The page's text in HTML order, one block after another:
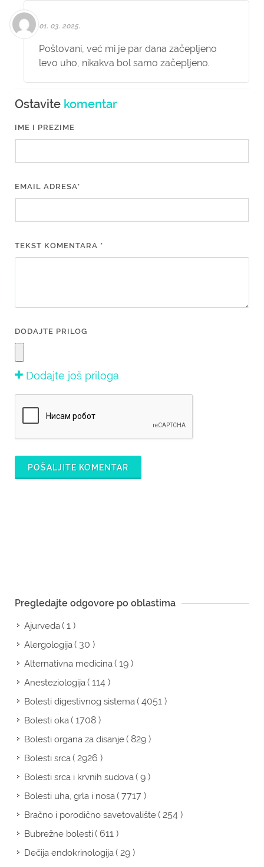
01. 03. 2025.
Poštovani, već mi je par dana začepljeno
levo uho, nikakva bol samo začepljeno.
Ostavite komentar
IME I PREZIME
EMAIL ADRESA*
TEKST KOMENTARA *
DODAJTE PRILOG
Dodajte još priloga
POŠALJITE KOMENTAR
Pregledajte odgovore po oblastima
Ajurveda( 1 )
Alergologija( 30 )
Alternativna medicina( 19 )
Anesteziologija( 114 )
Bolesti digestivnog sistema( 4051 )
Bolesti oka( 1708 )
Bolesti organa za disanje( 829 )
Bolesti srca( 2926 )
Bolesti srca i krvnih sudova( 9 )
Bolesti uha, grla i nosa( 7717 )
Bračno i porodično savetovalište( 254 )
Bubrežne bolesti( 611 )
Dečija endokrinologija( 29 )